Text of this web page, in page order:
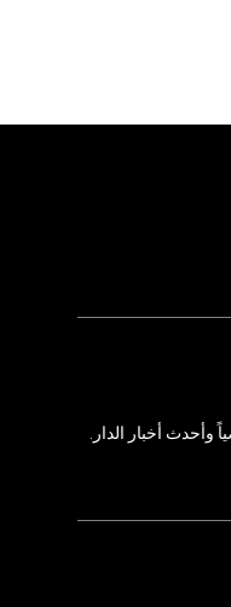
أخبار الدار.